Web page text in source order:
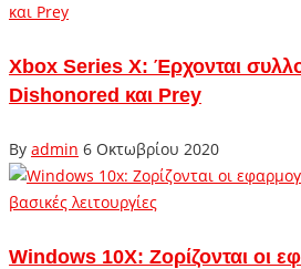
Xbox Series X: Έρχονται
Dishonored και Prey
By admin 6 Οκτωβρίου 2020
Windows 10X: Ζορίζονται οι